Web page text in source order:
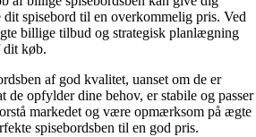
spisebord til en overkommelig pris. Ved
billige tilbud og strategisk planlægning
dit køb.
af god kvalitet, uanset om de er
de opfylder dine behov, er stabile og passer
markedet og være opmærksom på ægte
spisebordsben til en god pris.